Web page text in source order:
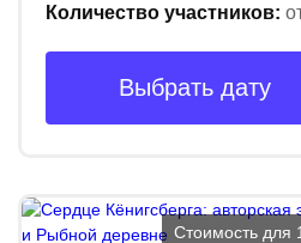
Количество участников:
Выбрать дату
Стоимость для